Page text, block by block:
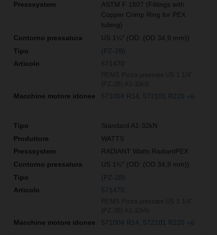
ASTM F 1807 (Fittings with
Copper Crimp Ring for PEX
tubing)
US 1¼″ (OD: (OD 34,9 mm))
(PZ-2B)
571470
571004 R14 572101 R220 +6
Standard A1-32kN
WATTS
RADIANT Watts RadiantPEX
US 1¼″ (OD: (OD 34,9 mm))
(PZ-2B)
571470
571004 R14 572101 R220 +6